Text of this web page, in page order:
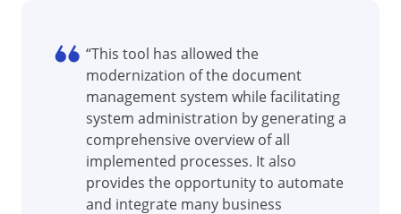
ISO/IEC 17025
FSSC 22000
Time Control“This tool has allowed the
modernization of the document
management system while facilitating
system administration by generating a
comprehensive overview of all
implemented processes. It also
provides the opportunity to automate
and integrate many business